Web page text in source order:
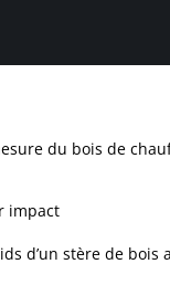
du bois de
impact
d’un stère de bois